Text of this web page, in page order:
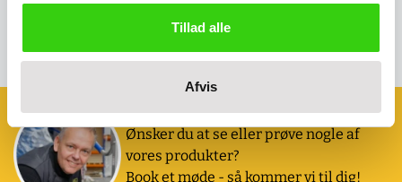
Tillad alle
Afvis
Book et møde med os
Ønsker du at se eller prøve nogle af
vores produkter?
Book et møde - så kommer vi til dig!